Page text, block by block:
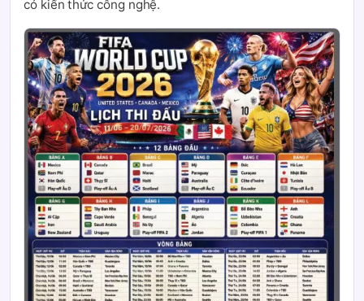
có kiến thức công nghệ.